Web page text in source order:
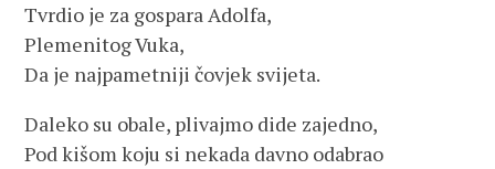
Tvrdio je za gospara Adolfa,
Plemenitog Vuka,
Da je najpametniji čovjek svijeta.
Daleko su obale, plivajmo dide zajedno,
Pod kišom koju si nekada davno odabrao